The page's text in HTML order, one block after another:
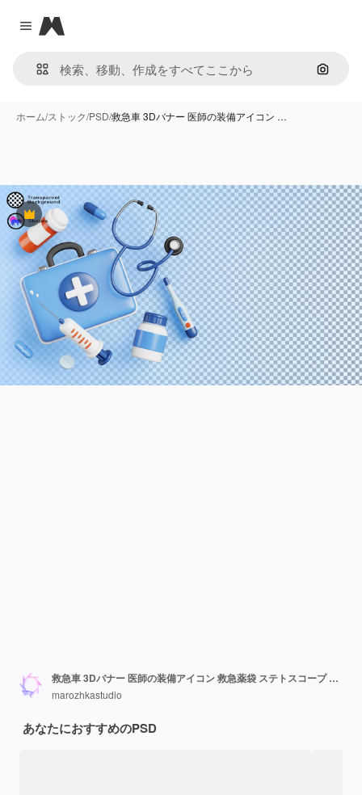
Close menu
Magnific
画像で
ホーム/ストック/PSD/救急車 3Dバナー 医師の装備アイコン …
Premium
救急車 3Dバナー 医師の装備アイコン 救急薬袋 ステトスコープ 温度計 注射器 薬瓶 青い背景でレンダー 緊急医療コンセプト
marozhkastudio
あなたにおすすめのPSD